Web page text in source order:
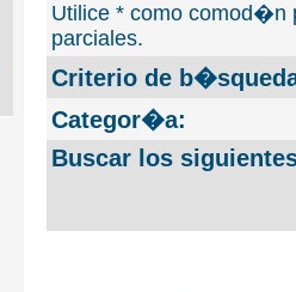
Utilice * como comod�n
parciales.
Criterio de
Categor�a:
Buscar los